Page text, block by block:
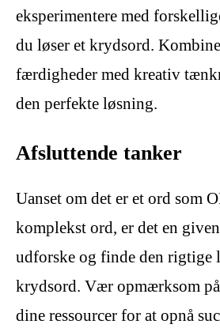
eksperimentere med
du løser et krydsord.
færdigheder med kreativ
den perfekte løsning.
Afsluttende tanker
Uanset om det er et ord som
komplekst ord, er det en
udforske og finde den
krydsord. Vær opmærksom
dine ressourcer for at opnå